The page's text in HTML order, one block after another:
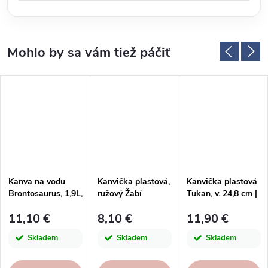
Kanva na vodu
Brontosaurus, 1,9L,
11,10 €
Skladem
Kanvička plastová,
ružový Žabí
Design
8,10 €
Skladem
Kanvička plastová
Tukan, v. 24,8 cm |
11,90 €
Skladem